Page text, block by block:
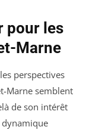
pour les
Marne
perspectives
Marne semblent
de son intérêt